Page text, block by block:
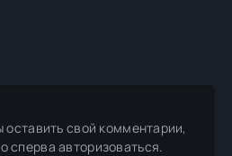
оставить свой комментарии,
сперва авторизоваться.